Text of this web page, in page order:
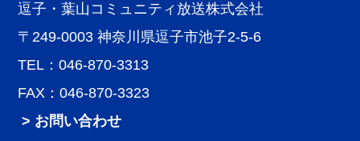
逗子・葉山コミュニティ放送株式会社
〒249-0003 神奈川県逗子市池子2-5-6
TEL：046-870-3313
FAX：046-870-3323
> お問い合わせ